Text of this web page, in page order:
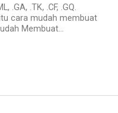
.GA, .TK, .CF, .GQ.
cara mudah membuat
Membuat...